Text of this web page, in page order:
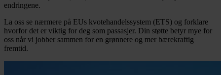
endringene.
La oss se nærmere på EUs kvotehandelssystem (ETS) og forklare
hvorfor det er viktig for deg som passasjer. Din støtte betyr mye for
oss når vi jobber sammen for en grønnere og mer bærekraftig
fremtid.